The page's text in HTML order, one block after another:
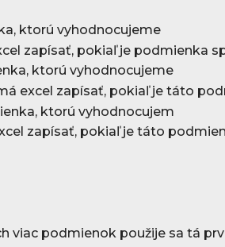
ktorú vyhodnocujeme
zapísať, pokiaľ je podmienka
ktorú vyhodnocujeme
excel zapísať, pokiaľ je táto
ktorú vyhodnocujem
zapísať, pokiaľ je táto
viac podmienok použije sa tá